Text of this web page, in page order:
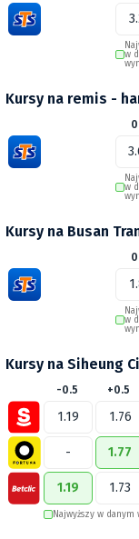
w
Kursy na remis -
w
Kursy na Busan
w
Kursy na Siheung
-0.5 +0.5
1.19 1.76
- 1.77
1.19 1.73
Najwyższy w danym